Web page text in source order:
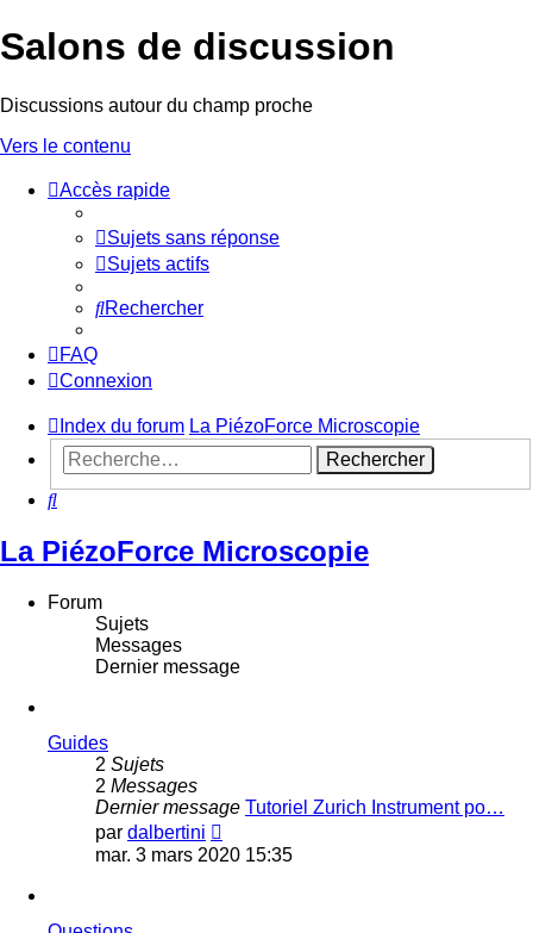
Salons de discussion
Discussions autour du champ proche
Vers le contenu
Accès rapide
Sujets sans réponse
Sujets actifs
Rechercher
FAQ
Connexion
Index du forum La PiézoForce Microscopie
Rechercher
Rechercher
La PiézoForce Microscopie
Forum
Sujets
Messages
Dernier message
Guides
2 Sujets
2 Messages
Dernier message Tutoriel Zurich Instrument po…
par dalbertini
le
mar. 3 mars 2020 15:35